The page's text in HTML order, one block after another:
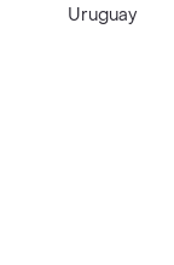
Uruguay